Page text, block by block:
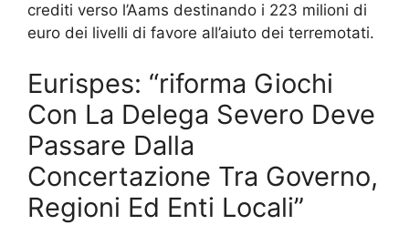
crediti verso l’Aams destinando i 223 milioni di
euro dei livelli di favore all’aiuto dei terremotati.
Eurispes: “riforma Giochi
Con La Delega Severo Deve
Passare Dalla
Concertazione Tra Governo,
Regioni Ed Enti Locali”